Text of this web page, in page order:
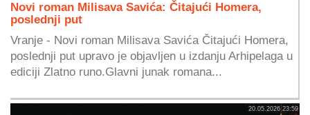
Novi roman Milisava Savića: Čitajući Homera,
poslednji put
Vranje - Novi roman Milisava Savića Čitajući Homera,
poslednji put upravo je objavljen u izdanju Arhipelaga u
ediciji Zlatno runo.Glavni junak romana...
20.05.2026 23:59